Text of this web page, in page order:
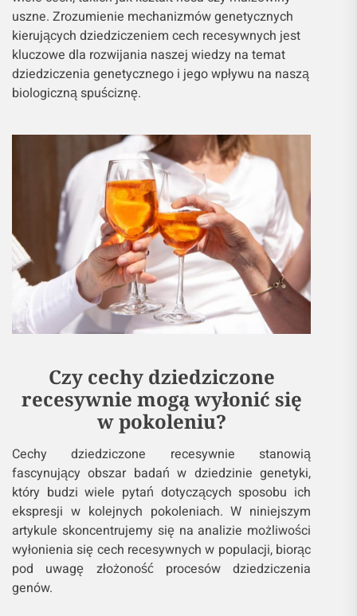
uszne. Zrozumienie mechanizmów genetycznych
kierujących dziedziczeniem cech recesywnych jest
kluczowe dla rozwijania naszej wiedzy na temat
dziedziczenia genetycznego i jego wpływu na naszą
biologiczną spuściznę.
Czy cechy dziedziczone
recesywnie mogą wyłonić się
w pokoleniu?
Cechy dziedziczone recesywnie stanowią
fascynujący obszar badań w dziedzinie genetyki,
który budzi wiele pytań dotyczących sposobu ich
ekspresji w kolejnych pokoleniach. W niniejszym
artykule skoncentrujemy się na analizie możliwości
wyłonienia się cech recesywnych w populacji, biorąc
pod uwagę złożoność procesów dziedziczenia
genów.